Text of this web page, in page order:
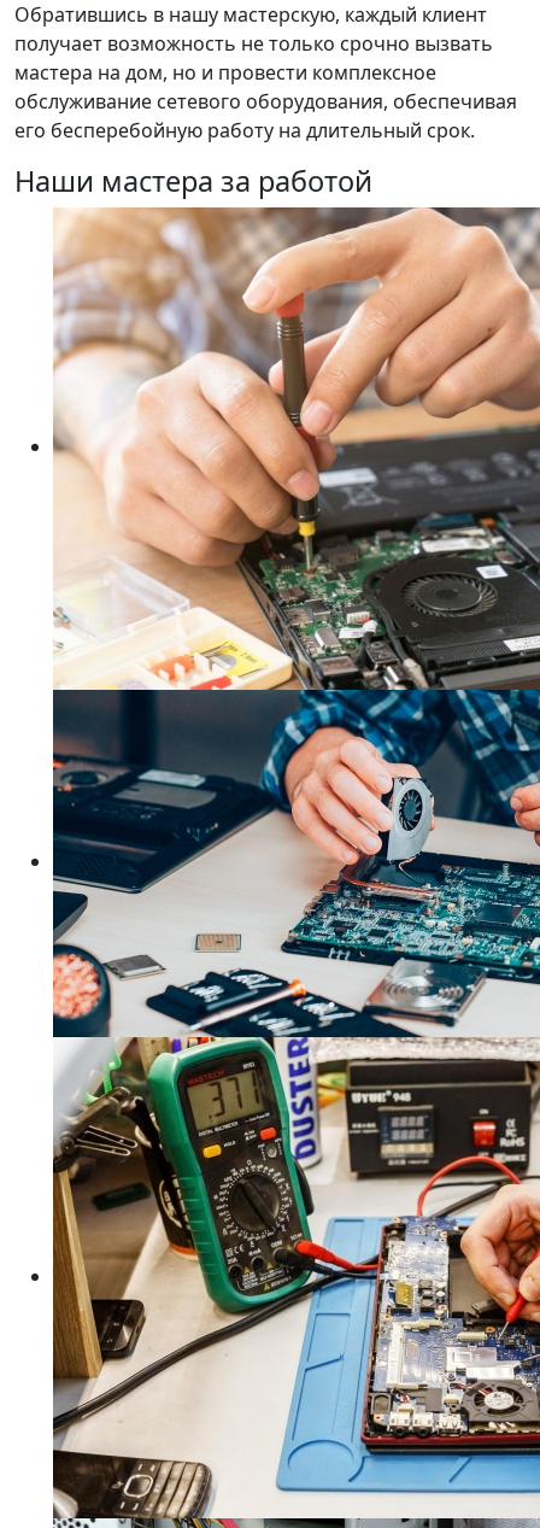
Обратившись в нашу мастерскую, каждый клиент
получает возможность не только срочно вызвать
мастера на дом, но и провести комплексное
обслуживание сетевого оборудования, обеспечивая
его бесперебойную работу на длительный срок.
Наши мастера за работой